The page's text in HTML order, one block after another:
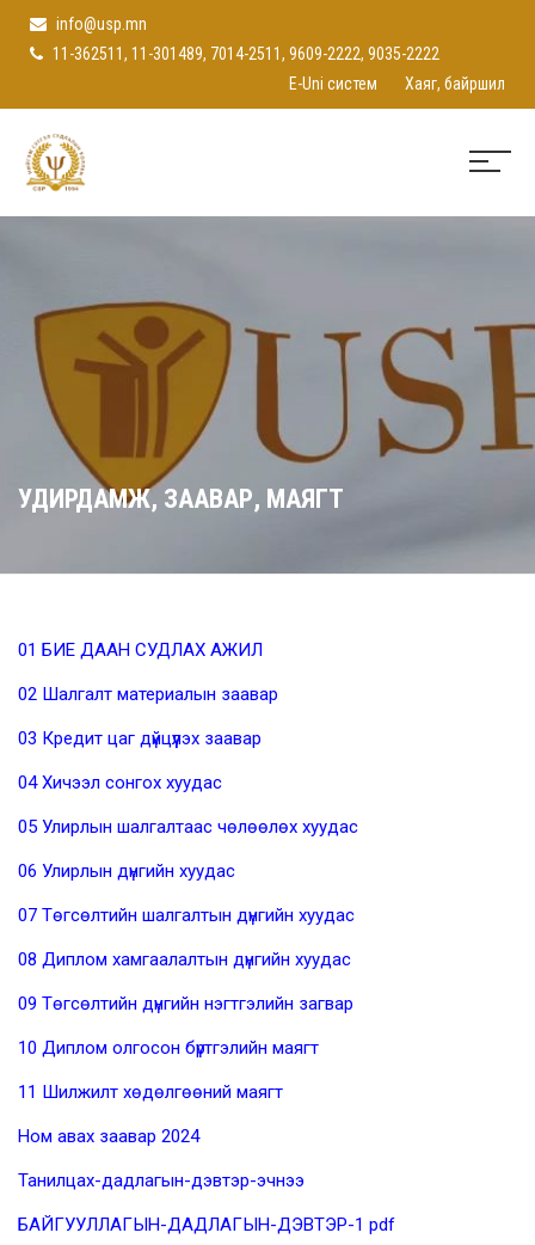
info@usp.mn
11-362511, 11-301489, 7014-2511, 9609-2222, 9035-2222
E-Uni систем
Хаяг, байршил
УДИРДАМЖ, ЗААВАР, МАЯГТ
01 БИЕ ДААН СУДЛАХ АЖИЛ
02 Шалгалт материалын заавар
03 Кредит цаг дүйцүүлэх заавар
04 Хичээл сонгох хуудас
05 Улирлын шалгалтаас чөлөөлөх хуудас
06 Улирлын дүнгийн хуудас
07 Төгсөлтийн шалгалтын дүнгийн хуудас
08 Диплом хамгаалалтын дүнгийн хуудас
09 Төгсөлтийн дүнгийн нэгтгэлийн загвар
10 Диплом олгосон бүртгэлийн маягт
11 Шилжилт хөдөлгөөний маягт
Ном авах заавар 2024
Танилцах-дадлагын-дэвтэр-эчнээ
БАЙГУУЛЛАГЫН-ДАДЛАГЫН-ДЭВТЭР-1 pdf